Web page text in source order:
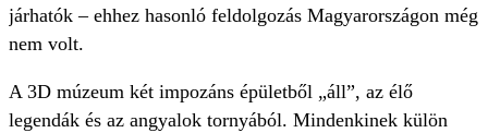
járhatók – ehhez hasonló feldolgozás Magyarországon még
nem volt.
A 3D múzeum két impozáns épületből „áll”, az élő
legendák és az angyalok tornyából. Mindenkinek külön